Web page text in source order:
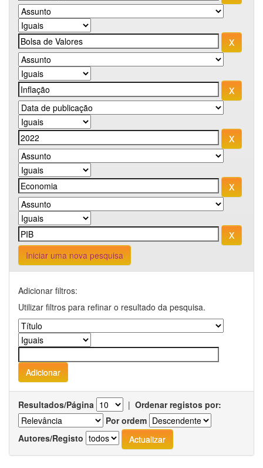
Iniciar uma nova pesquisa
Adicionar filtros:
Utilizar filtros para refinar o resultado da pesquisa.
Resultados/Página | Ordenar registos por:
Por ordem
Autores/Registo